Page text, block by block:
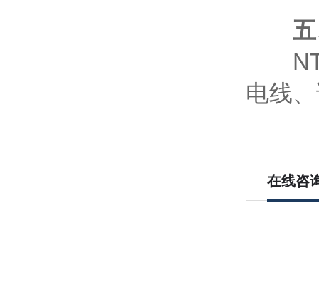
电线
在线咨